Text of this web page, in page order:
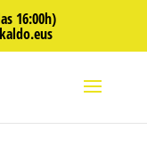
16:00h)